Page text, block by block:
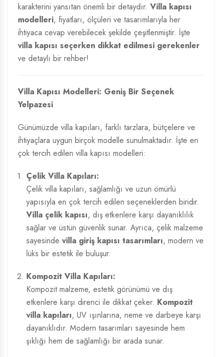
karakterini yansıtan önemli bir detaydır. Villa kapısı
modelleri, fiyatları, ölçüleri ve tasarımlarıyla her
ihtiyaca cevap verebilecek şekilde çeşitlenmiştir. İşte
villa kapısı seçerken dikkat edilmesi gerekenler
ve detaylı bir rehber!
Villa Kapısı Modelleri: Geniş Bir Seçenek
Yelpazesi
Günümüzde villa kapıları, farklı tarzlara, bütçelere ve
ihtiyaçlara uygun birçok modelle sunulmaktadır. İşte en
çok tercih edilen villa kapısı modelleri:
Çelik Villa Kapıları:
Çelik villa kapıları, sağlamlığı ve uzun ömürlü
yapısıyla en çok tercih edilen seçeneklerden biridir.
Villa çelik kapısı, dış etkenlere karşı dayanıklılık
sağlar ve üstün güvenlik sunar. Ayrıca, çelik malzeme
sayesinde villa giriş kapısı tasarımları, modern ve
lüks bir estetik ile buluşur.
Kompozit Villa Kapıları:
Kompozit malzeme, estetik görünümü ve dış
etkenlere karşı direnci ile dikkat çeker. Kompozit
villa kapıları, UV ışınlarına, neme ve darbeye karşı
dayanıklıdır. Modern tasarımları sayesinde hem
şıklığı hem de sağlamlığı bir arada sunar.